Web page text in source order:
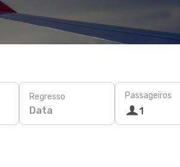
Regresso
Data
Passageiros
1